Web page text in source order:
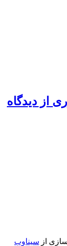
از دیدگاه
از سیناوب